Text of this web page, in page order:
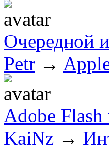
Очередной
Petr →
Adobe
KaiNz →